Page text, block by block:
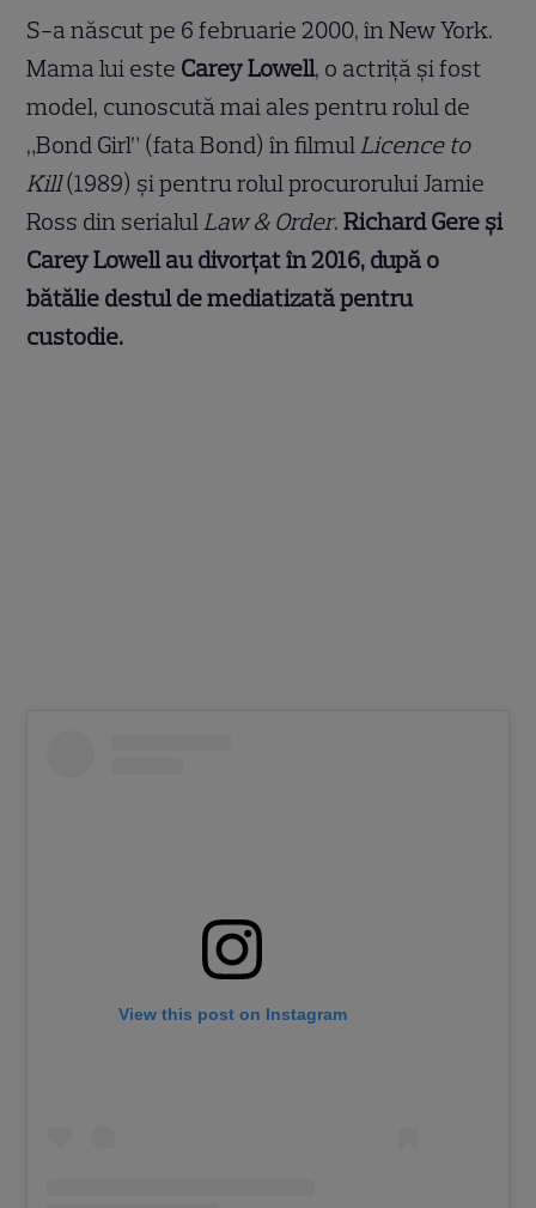
S-a născut pe 6 februarie 2000, în New York.
Mama lui este Carey Lowell, o actriță și fost
model, cunoscută mai ales pentru rolul de
„Bond Girl” (fata Bond) în filmulLicence to
Kill(1989) și pentru rolul procurorului Jamie
Ross din serialulLaw & Order.Richard Gere și
Carey Lowell au divorțat în 2016, după o
bătălie destul de mediatizată pentru
custodie.
View this post on Instagram